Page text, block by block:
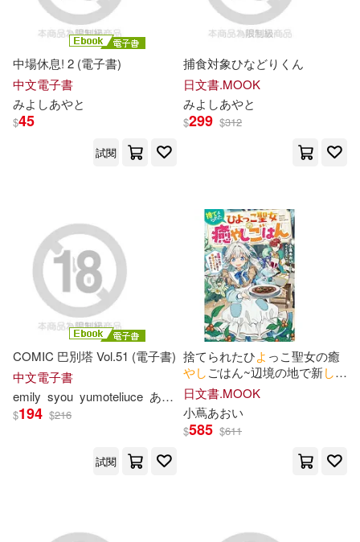
中場休息! 2 (電子書)
中文電子書
みよ しあやと
$45
試閱
捕食対象ひなどりくん
日文書.MOOK
みよ しあやと
$299 $312
COMIC 巴別塔 Vol.51 (電子書)
中文電子書
emily syou yumoteliuce あくま いづみやおと
$194 $216
試閱
捨てられたひよ っこ聖女の癒
やしごはん~辺境の地で新しい
家族と 幸せライフを楽
す!~
日文書.MOOK
小蔦あおい
$585 $611